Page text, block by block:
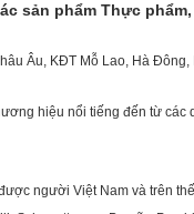
sản phẩm Thực
Âu, KĐT Mỗ Lao, Hà Đông,
hiệu nổi tiếng đến từ
người Việt Nam và trên